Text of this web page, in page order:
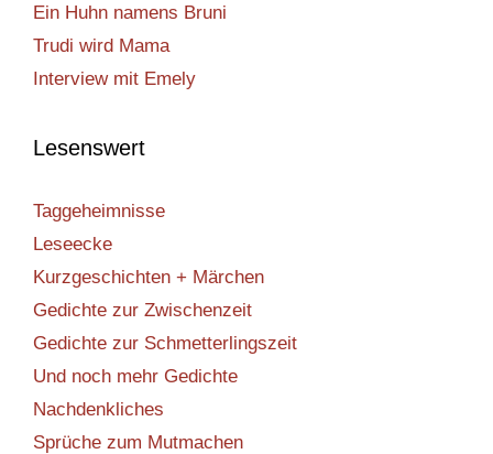
Ein Huhn namens Bruni
Trudi wird Mama
Interview mit Emely
Lesenswert
Taggeheimnisse
Leseecke
Kurzgeschichten + Märchen
Gedichte zur Zwischenzeit
Gedichte zur Schmetterlingszeit
Und noch mehr Gedichte
Nachdenkliches
Sprüche zum Mutmachen